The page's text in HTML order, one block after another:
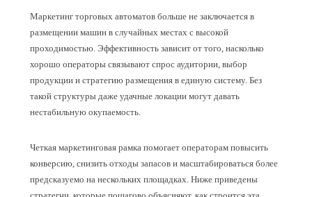
Маркетинг торговых автоматов больше не заключается в
размещении машин в случайных местах с высокой
проходимостью. Эффективность зависит от того, насколько
хорошо операторы связывают спрос аудитории, выбор
продукции и стратегию размещения в единую систему. Без
такой структуры даже удачные локации могут давать
нестабильную окупаемость.
Четкая маркетинговая рамка помогает операторам повысить
конверсию, снизить отходы запасов и масштабироваться более
предсказуемо на нескольких площадках. Ниже приведены